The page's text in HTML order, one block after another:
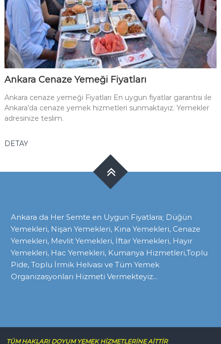
Ankara Cenaze Yemeği Fiyatları
Ankara cenaze yemeği Fiyatları En uygun fiyatlar garantisi ile
Ankara’da cenaze yemek hizmetleri sunmaktayız. Yemekler
adresinize teslim.
DETAY
Ankara da Her Semte en Uygun Fiyatlara; Düğün
Yemekleri, Nişan Yemekleri, Kına Yemekleri, Cenaze
Yemekleri, Mevlit Yemekleri, İftar Yemekleri, Hayır
Yemekleri, Hac Yemekleri, Kumanya Hizmetleri,Toplu
Pide, Toplu İrmik Helvası ve Tüm Yemek
Organizasyonları Hizmeti Vermekteyiz...
TÜM HAKLARI DOYUM YEMEK HİZMETLERİNE AİTTİR